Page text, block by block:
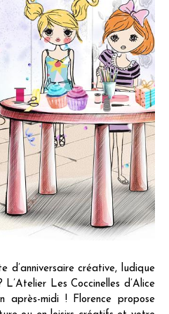
d’anniversaire créative, ludique
Les Coccinelles d’Alice
midi ! Florence propose